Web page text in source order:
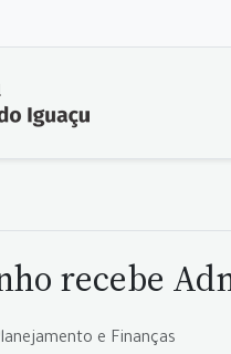
recebe
e Finanças